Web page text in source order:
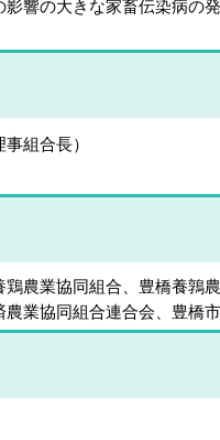
響の大きな家畜伝染病の
組合長）
農業協同組合、豊橋養鶉
業協同組合連合会、豊橋市